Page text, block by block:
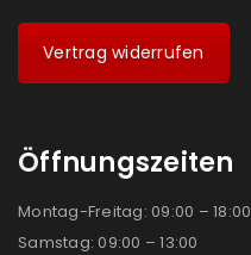
Vertrag widerrufen
Öffnungszeiten
Montag-Freitag: 09:00 – 18:00
Samstag: 09:00 – 13:00